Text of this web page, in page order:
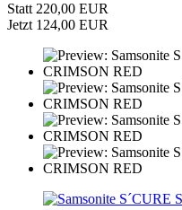
Statt 220,00 EUR
Jetzt 124,00 EUR